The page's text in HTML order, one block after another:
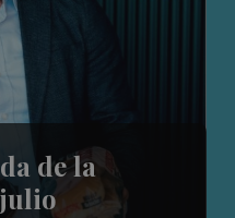
de la